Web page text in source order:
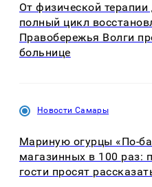
От физической
полный цикл
Правобережья Волги
больнице
Новости Самары
Мариную огурцы «По-
магазинных в 100 раз:
гости просят